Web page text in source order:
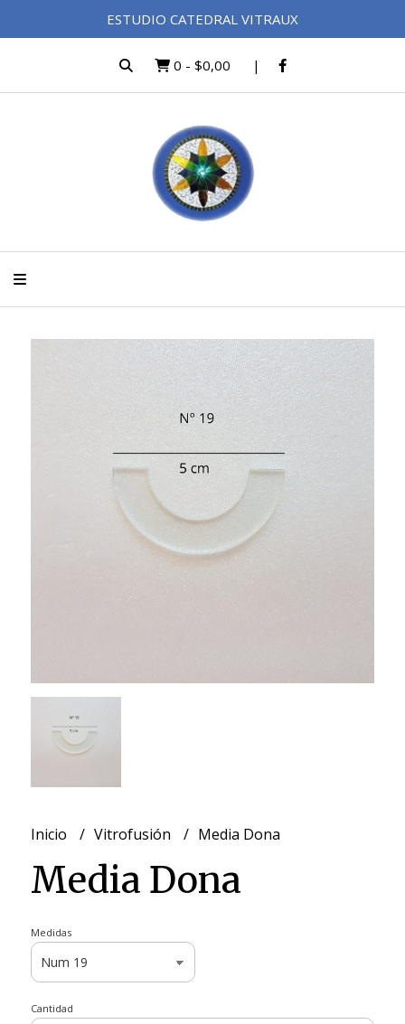
ESTUDIO CATEDRAL VITRAUX
0 - $0,00
Inicio Vitrofusión Media Dona
Media Dona
Medidas
Cantidad